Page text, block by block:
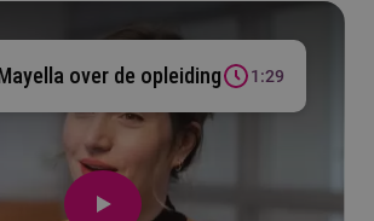
over de opleiding 1:29